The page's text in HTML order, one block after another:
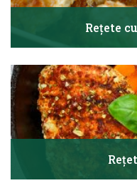
Rețete